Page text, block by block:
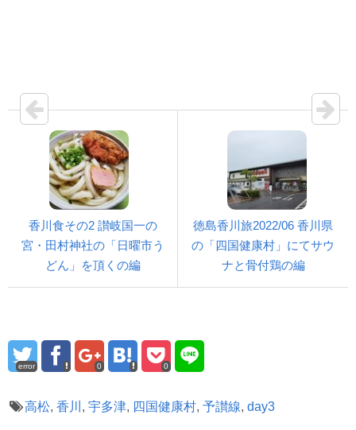
香川食その2 讃岐国一の
宮・田村神社の「日曜市う
どん」を頂くの編
徳島香川旅2022/06 香川県
の「四国健康村」にてサウ
ナと骨付鶏の編
error 0 0
高松, 香川 , 宇多津, 四国健康村, 予讃線, day3